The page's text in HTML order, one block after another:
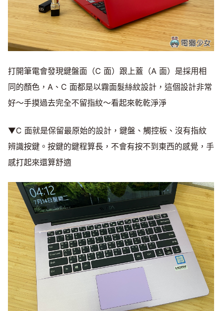
打開筆電會發現鍵盤面（C 面）跟上蓋（A 面）是採用相
同的顏色，A、C 面都是以霧面髮絲紋設計，這個設計非常
好～手摸過去完全不留指紋～看起來乾乾淨淨
▼C 面就是保留最原始的設計，鍵盤、觸控板、沒有指紋
辨識按鍵。按鍵的鍵程算長，不會有按不到東西的感覺，手
感打起來還算舒適